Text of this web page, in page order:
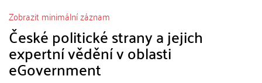
Zobrazit minimální záznam
České politické strany a jejich
expertní vědění v oblasti
eGovernment